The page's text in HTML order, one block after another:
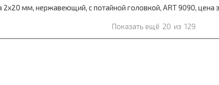
2х20 мм, нержавеющий, с потайной головкой, ART 9090, цена
Показать ещё 20 из 129